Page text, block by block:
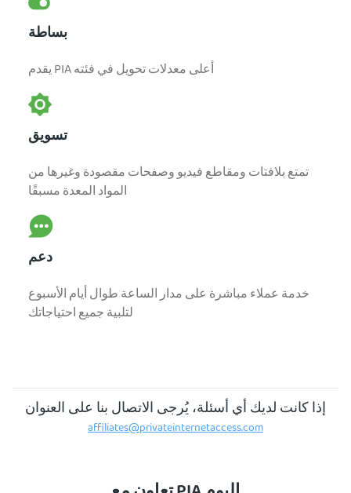
بساطة
يقدم PIA أعلى معدلات تحويل في فئته
تسويق
تمتع بلافتات ومقاطع فيديو وصفحات مقصودة وغيرها من
المواد المعدة مسبقًا
دعم
خدمة عملاء مباشرة على مدار الساعة طوال أيام الأسبوع
لتلبية جميع احتياجاتك
إذا كانت لديك أي أسئلة، يُرجى الاتصال بنا على العنوان
affiliates@privateinternetaccess.com